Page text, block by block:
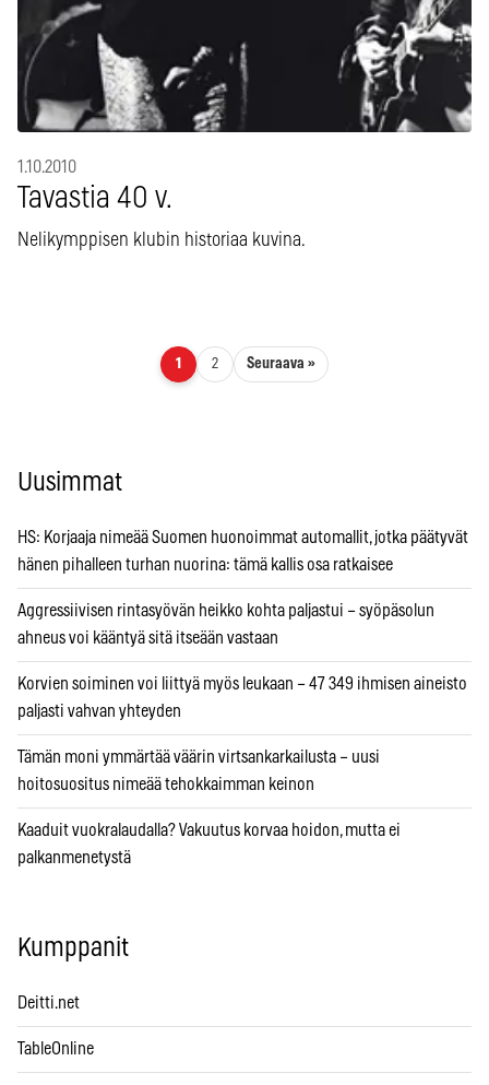
1.10.2010
Tavastia 40 v.
Nelikymppisen klubin historiaa kuvina.
Artikkelien sivutus
1 2 Seuraava »
Uusimmat
HS: Korjaaja nimeää Suomen huonoimmat automallit, jotka päätyvät
hänen pihalleen turhan nuorina: tämä kallis osa ratkaisee
Aggressiivisen rintasyövän heikko kohta paljastui – syöpäsolun
ahneus voi kääntyä sitä itseään vastaan
Korvien soiminen voi liittyä myös leukaan – 47 349 ihmisen aineisto
paljasti vahvan yhteyden
Tämän moni ymmärtää väärin virtsankarkailusta – uusi
hoitosuositus nimeää tehokkaimman keinon
Kaaduit vuokralaudalla? Vakuutus korvaa hoidon, mutta ei
palkanmenetystä
Kumppanit
Deitti.net
TableOnline